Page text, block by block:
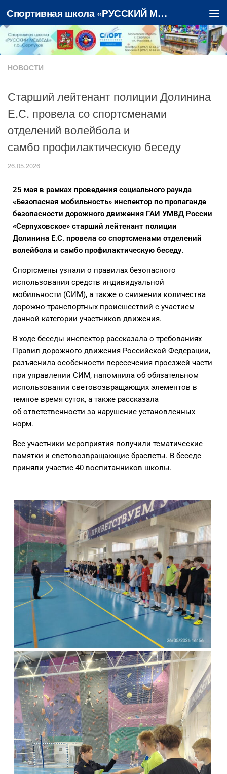
Перейти к содержимому Спортивная школа «РУССКИЙ МЕДВЕДЬ»
НОВОСТИ
Старший лейтенант полиции Долинина
Е.С. провела со спортсменами
отделений волейбола и
самбо профилактическую беседу
26.05.2026
25 мая в рамках проведения социального раунда
«Безопасная мобильность» инспектор по пропаганде
безопасности дорожного движения ГАИ УМВД России
«Серпуховское» старший лейтенант полиции
Долинина Е.С. провела со спортсменами отделений
волейбола и самбо профилактическую беседу.
Спортсмены узнали о правилах безопасного
использования средств индивидуальной
мобильности (СИМ), а также о снижении количества
дорожно-транспортных происшествий с участием
данной категории участников движения.
В ходе беседы инспектор рассказала о требованиях
Правил дорожного движения Российской Федерации,
разъяснила особенности пересечения проезжей части
при управлении СИМ, напомнила об обязательном
использовании световозвращающих элементов в
темное время суток, а также рассказала
об ответственности за нарушение установленных
норм.
Все участники мероприятия получили тематические
памятки и световозвращающие браслеты. В беседе
приняли участие 40 воспитанников школы.